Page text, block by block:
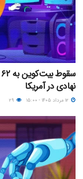
نهادی در آمریکا